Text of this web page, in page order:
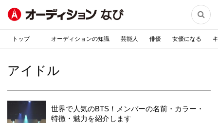

トップ オーディションの知識 芸能人 俳優 女優になる
アイドル
世界で人気のBTS！メンバーの名前・カラー・
特徴・魅力を紹介します